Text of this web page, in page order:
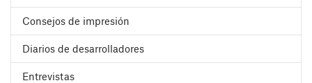
Consejos de impresión
Diarios de desarrolladores
Entrevistas